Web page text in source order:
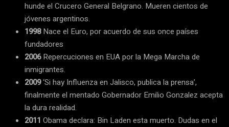
hunde el Crucero General Belgrano. Mueren cientos de
jóvenes argentinos.
1998Nace el Euro, por acuerdo de sus once países
fundadores
2006Repercuciones en EUA por la Mega Marcha de
inmigrantes.
2009‘Si hay Influenza en Jalisco, publica la prensa’,
finalmente el mentado Gobernador Emilio Gonzalez acepta
la dura realidad.
2011 Obama declara: Bin Laden esta muerto. Dudas en el